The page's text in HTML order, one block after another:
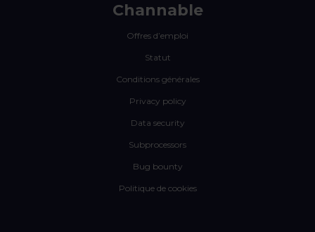
Channable
Offres d’emploi
Statut
Conditions générales
Privacy policy
Data security
Subprocessors
Bug bounty
Politique de cookies